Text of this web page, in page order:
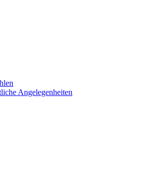
Angelegenheiten